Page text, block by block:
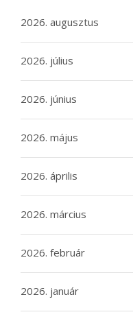
2026. augusztus
2026. július
2026. június
2026. május
2026. április
2026. március
2026. február
2026. január